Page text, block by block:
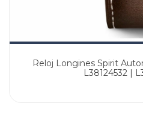
Reloj Longines Spirit
L38124532 |